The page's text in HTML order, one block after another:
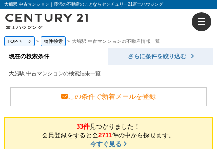
大船駅 中古マンション｜藤沢の不動産のことならセンチュリー21富士ハウジング
TOPページ 物件検索 大船駅 中古マンションの不動産情報一覧
現在の検索条件 さらに条件を絞り込む
大船駅 中古マンションの検索結果一覧
この条件で新着メールを登録
33件見つかりました！
会員登録をすると全2711件の中から探せます。
今すぐ見る